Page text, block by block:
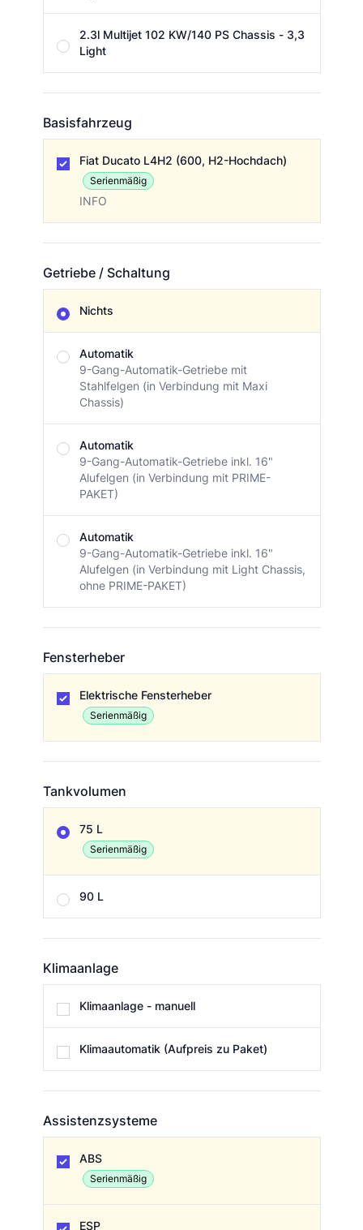
2.3l Multijet 102 KW/140 PS Chassis - 3,3
Light
Basisfahrzeug
Fiat Ducato L4H2 (600, H2-Hochdach)
Serienmäßig
INFO
Getriebe / Schaltung
Nichts
Automatik
9-Gang-Automatik-Getriebe mit
Stahlfelgen (in Verbindung mit Maxi
Chassis)
Automatik
9-Gang-Automatik-Getriebe inkl. 16"
Alufelgen (in Verbindung mit PRIME-
PAKET)
Automatik
9-Gang-Automatik-Getriebe inkl. 16"
Alufelgen (in Verbindung mit Light Chassis,
ohne PRIME-PAKET)
Fensterheber
Elektrische Fensterheber
Serienmäßig
Tankvolumen
75 L
Serienmäßig
90 L
Klimaanlage
Klimaanlage - manuell
Klimaautomatik (Aufpreis zu Paket)
Assistenzsysteme
ABS
Serienmäßig
ESP